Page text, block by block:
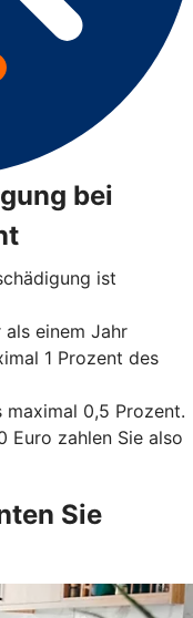
bei
ist
einem Jahr
1 Prozent des
maximal 0,5 Prozent.
Euro zahlen Sie also
Sie